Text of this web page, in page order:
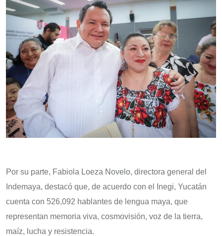
Por su parte, Fabiola Loeza Novelo, directora general del
Indemaya, destacó que, de acuerdo con el Inegi, Yucatán
cuenta con 526,092 hablantes de lengua maya, que
representan memoria viva, cosmovisión, voz de la tierra,
maíz, lucha y resistencia.